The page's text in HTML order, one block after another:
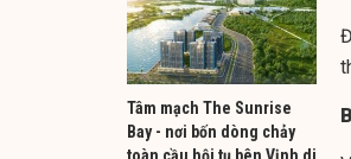
Tâm mạch The Sunrise
Bay - nơi bốn dòng chảy